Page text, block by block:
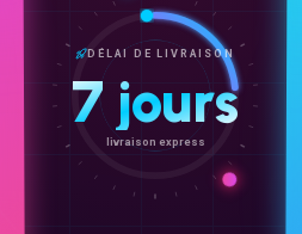
DÉLAI DE LIVRAISON
7 jours
livraison express